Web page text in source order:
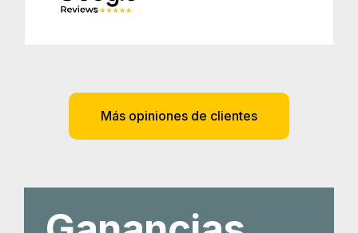
Más opiniones de clientes